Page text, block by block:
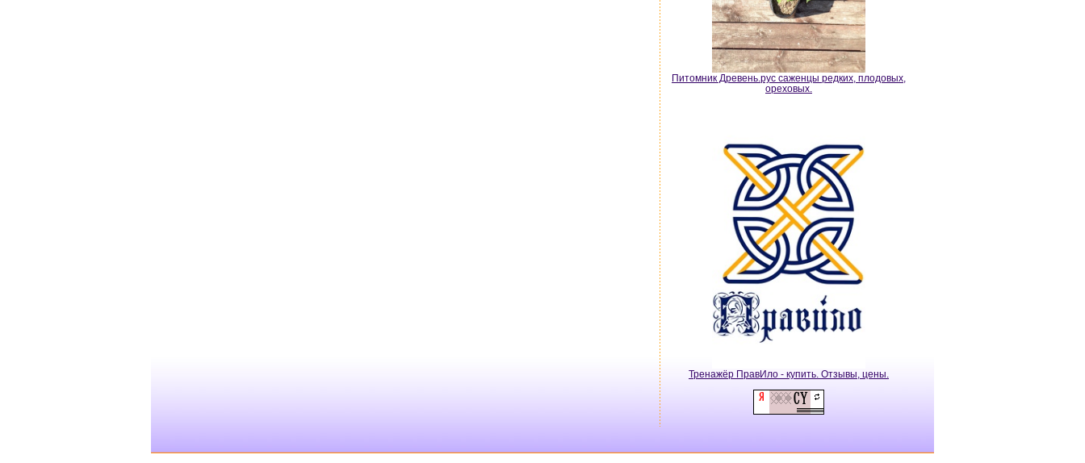
Питомник Древень.рус саженцы редких, плодовых,
ореховых.
Тренажёр ПравИло - купить. Отзывы, цены.